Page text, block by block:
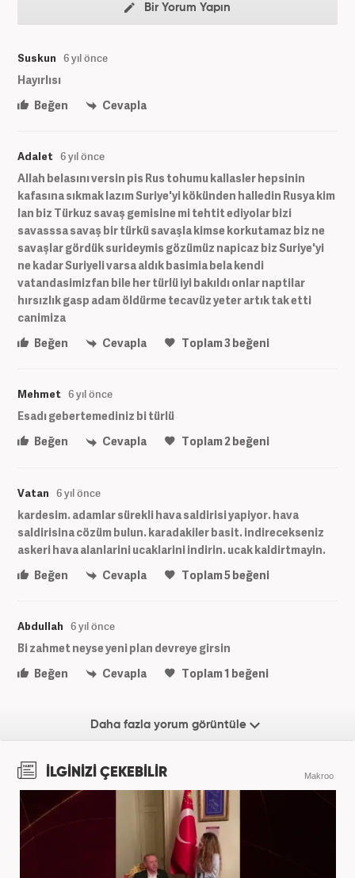
Bir Yorum Yapın
Suskun 6 yıl önce
Hayırlısı
Beğen
Cevapla
Adalet 6 yıl önce
Allah belasını versin pis Rus tohumu kallasler hepsinin
kafasına sıkmak lazım Suriye'yi kökünden halledin Rusya kim
lan biz Türkuz savaş gemisine mi tehtit ediyolar bizi
savasssa savaş bir türkü savaşla kimse korkutamaz biz ne
savaşlar gördük surideymis gözümüz napicaz biz Suriye'yi
ne kadar Suriyeli varsa aldık basimia bela kendi
vatandasimizfan bile her türlü iyi bakıldı onlar naptilar
hırsızlık gasp adam öldürme tecavüz yeter artık tak etti
canimiza
Beğen
Cevapla Toplam3beğeni
Mehmet 6 yıl önce
Esadı gebertemediniz bi türlü
Beğen
Cevapla Toplam2beğeni
Vatan 6 yıl önce
kardesim. adamlar sürekli hava saldirisi yapiyor. hava
saldirisina cözüm bulun. karadakiler basit. indirecekseniz
askeri hava alanlarini ucaklarini indirin. ucak kaldirtmayin.
Beğen
Cevapla Toplam5beğeni
Abdullah 6 yıl önce
Bi zahmet neyse yeni plan devreye girsin
Beğen
Cevapla Toplam1 beğeni
Daha fazla yorum görüntüle
İLGİNİZİ ÇEKEBİLİR Makroo